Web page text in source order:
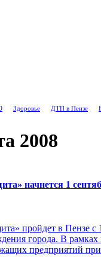
Здоровье ДТП в Пензе
2008
начнется 1
пройдет в Пензе
города. В
предприятий